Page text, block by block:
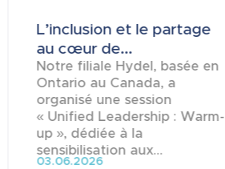
L’inclusion et le partage
au cœur de...
Notre filiale Hydel, basée en
Ontario au Canada, a
organisé une session
« Unified Leadership : Warm-
up », dédiée à la
sensibilisation aux...
03.06.2026